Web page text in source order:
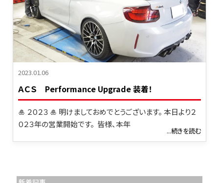
2023.01.06
ＡＣＳ Performance Upgrade 装着！
🎍 ２０２３ 🎍 明けましておめでとうございます。 本日より２
０２３年の営業開始です。 皆様、本年
...続きを読む